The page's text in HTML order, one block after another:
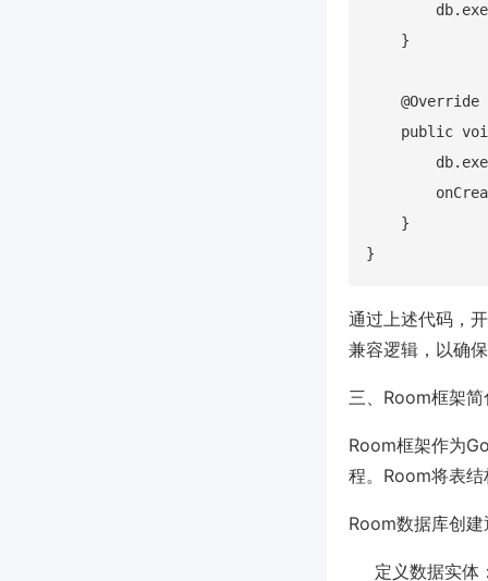
    }
    @Override
public
    }
通过上述代码，
兼容逻辑，以确
三、Room框架
Room框架作为
程。Room将表
Room数据库创
定义数据实体